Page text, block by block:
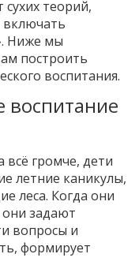
теорий,
Ниже мы
построить
воспитания.
воспитание
всё громче, дети
летние каникулы,
леса. Когда они
они задают
вопросы и
формирует